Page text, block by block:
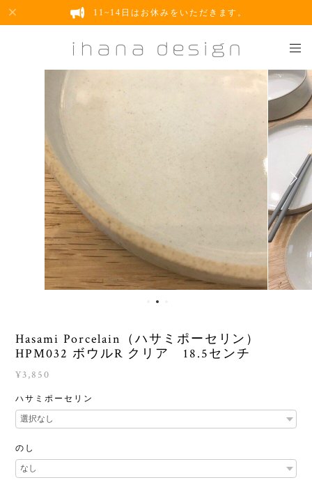
11~14日はお休みをいただきます。
Hasami Porcelain（ハサミポーセリン）
HPM032 ボウルR クリア 18.5センチ
¥3,850
ハサミポーセリン
のし